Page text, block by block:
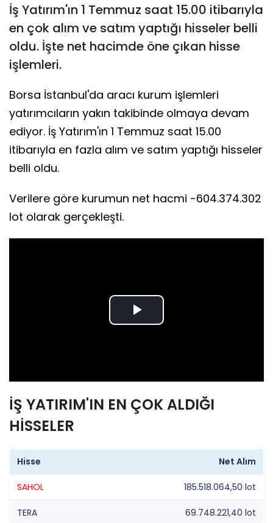
İş Yatırım'ın 1 Temmuz saat 15.00 itibarıyla
en çok alım ve satım yaptığı hisseler belli
oldu. İşte net hacimde öne çıkan hisse
işlemleri.
Borsa İstanbul'da aracı kurum işlemleri
yatırımcıların yakın takibinde olmaya devam
ediyor. İş Yatırım'ın 1 Temmuz saat 15.00
itibarıyla en fazla alım ve satım yaptığı hisseler
belli oldu.
Verilere göre kurumun net hacmi -604.374.302
lot olarak gerçekleşti.
Play
İŞ YATIRIM'IN EN ÇOK ALDIĞI
HİSSELER
Hisse Net Alım
SAHOL 185.518.064,50 lot
TERA 69.748.221,40 lot